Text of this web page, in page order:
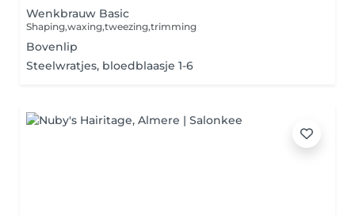
Wenkbrauw Basic
Shaping,waxing,tweezing,trimming
Bovenlip
Steelwratjes, bloedblaasje 1-6